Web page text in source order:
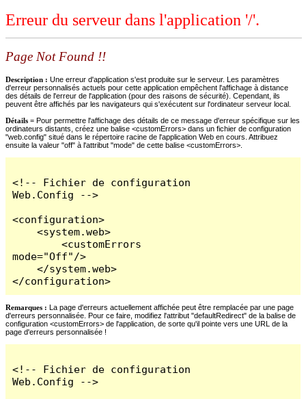
Erreur du serveur dans l'application '/'.
Page Not Found !!
Description : Une erreur d'application s'est produite sur le serveur. Les paramètres
d'erreur personnalisés actuels pour cette application empêchent l'affichage à distance
des détails de l'erreur de l'application (pour des raisons de sécurité). Cependant, ils
peuvent être affichés par les navigateurs qui s'exécutent sur l'ordinateur serveur local.
Détails = Pour permettre l'affichage des détails de ce message d'erreur spécifique sur les
ordinateurs distants, créez une balise <customErrors> dans un fichier de configuration
"web.config" situé dans le répertoire racine de l'application Web en cours. Attribuez
ensuite la valeur "off" à l'attribut "mode" de cette balise <customErrors>.
<!-- Fichier de configuration
Web.Config -->
<configuration>
    <system.web>
        <customErrors
mode="Off"/>
    </system.web>
</configuration>
Remarques : La page d'erreurs actuellement affichée peut être remplacée par une page
d'erreurs personnalisée. Pour ce faire, modifiez l'attribut "defaultRedirect" de la balise de
configuration <customErrors> de l'application, de sorte qu'il pointe vers une URL de la
page d'erreurs personnalisée !
<!-- Fichier de configuration
Web.Config -->